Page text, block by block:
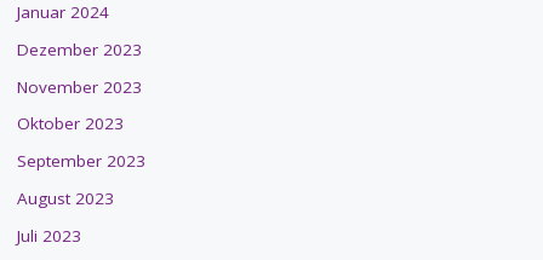
Januar 2024
Dezember 2023
November 2023
Oktober 2023
September 2023
August 2023
Juli 2023